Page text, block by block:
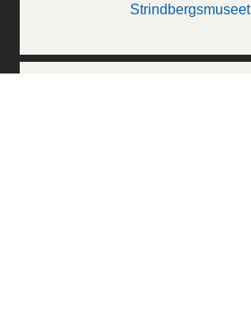
Strindbergsmuseet